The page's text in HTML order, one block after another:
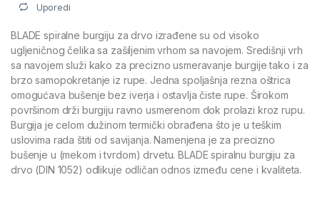
Uporedi
BLADE spiralne burgiju za drvo izrađene su od visoko
ugljeničnog čelika sa zašiljenim vrhom sa navojem. Središnji vrh
sa navojem služi kako za precizno usmeravanje burgije tako i za
brzo samopokretanje iz rupe. Jedna spoljašnja rezna oštrica
omogućava bušenje bez iverja i ostavlja čiste rupe. Širokom
površinom drži burgiju ravno usmerenom dok prolazi kroz rupu.
Burgija je celom dužinom termički obrađena što je u teškim
uslovima rada štiti od savijanja. Namenjena je za precizno
bušenje u (mekom i tvrdom) drvetu. BLADE spiralnu burgiju za
drvo (DIN 1052) odlikuje odličan odnos između cene i kvaliteta.